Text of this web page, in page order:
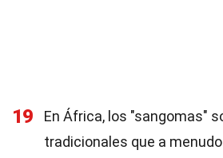
19
En África, los "sangomas"
tradicionales que a